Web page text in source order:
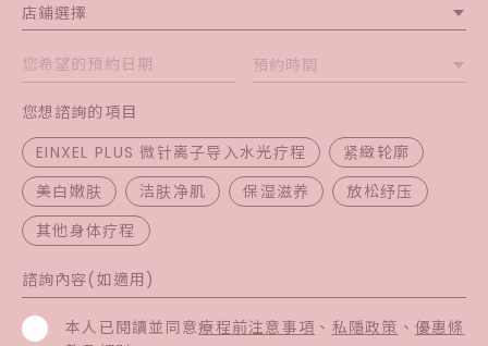
店鋪選擇
預約時間
您想諮詢的項目
EINXEL PLUS 微针离⼦导⼊水光疗程
紧緻轮廓
美白嫩肤
洁肤净肌 保湿滋养
放松纾压
其他身体疗程
本人已閱讀並同意療程前注意事項 、 私隱政策 、 優惠條